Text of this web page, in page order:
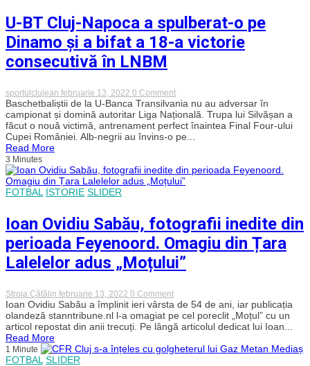
U-BT Cluj-Napoca a spulberat-o pe
Dinamo și a bifat a 18-a victorie
consecutivă în LNBM
sportulclujean februarie 13, 2022 0 Commenton
U-
BT
Cluj-
Napoca
a
pe
Dinamo
și
18-
victorie
consecutivă
în
Baschetbaliștii de la U-Banca Transilvania nu au adversar în
campionat și domină autoritar Liga Națională. Trupa lui Silvășan a
făcut o nouă victimă, antrenament perfect înaintea Final Four-ului
Cupei României. Alb-negrii au învins-o pe...
Read More
3 Minutes
FOTBAL ISTORIE SLIDER
Ioan Ovidiu Sabău, fotografii inedite din
perioada Feyenoord. Omagiu din Țara
Lalelelor adus „Moțului”
Stroia Cătălin februarie 13, 2022 0 Commenton
Ioan
Ovidiu
Sabău,
fotografii
din
Ioan Ovidiu Sabău a împlinit ieri vârsta de 54 de ani, iar publicația
olandeză stanntribune.nl l-a omagiat pe cel poreclit „Moțul” cu un
articol repostat din anii trecuți. Pe lângă articolul dedicat lui Ioan...
Read More
1 Minute
FOTBAL SLIDER